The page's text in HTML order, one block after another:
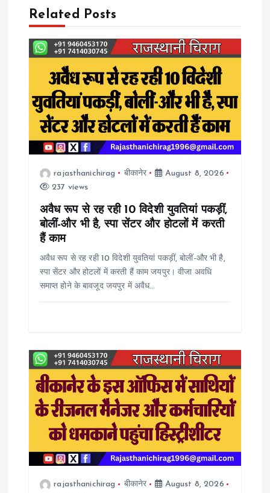
a
v
g
a
Related Posts
rajasthanichirag बीकानेर
August 8, 2026
237 views
अवैध रूप से रह रही 10 विदेशी युवतियां पकड़ीं,
बोलीं-और भी है, स्पा सेंटर और होटलों में करती
हैं काम
अवैध रूप से रह रही 10 विदेशी युवतियां पकड़ीं, बोलीं-और भी है,
स्पा सेंटर और होटलों में करती हैं काम जयपुर। वीजा अवधि
समाप्त होने के बावजूद जयपुर में अवैध…
rajasthanichirag बीकानेर
August 8, 2026